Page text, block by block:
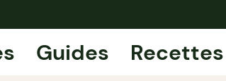
Guides Recettes